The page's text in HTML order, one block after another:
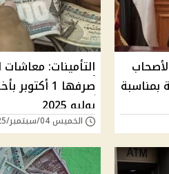
500 جنيه لأصحاب
بمناسبة
التأمينات:
صرفها 1
يوليو 2025
الخميس 04/سبتمبر/2025 - 04:11 م